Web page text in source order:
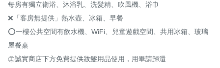
每房有獨立衛浴、沐浴乳、洗髮精、吹風機、浴巾
❌「客房無提供」熱水壺、冰箱、早餐
⭕️一樓公共空間有飲水機、WiFi、兒童遊戲空間、共用冰箱、玻璃
屋餐桌
㊣誠實商店下方免費提供妝髮用品使用，用畢請歸還